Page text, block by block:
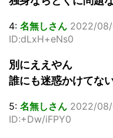
4: 名無しさん 2022/08/
ID:dLxH+eNs0
別にええやん
誰にも迷惑かけてな
5: 名無しさん 2022/08/
ID:+Dw/iFPY0